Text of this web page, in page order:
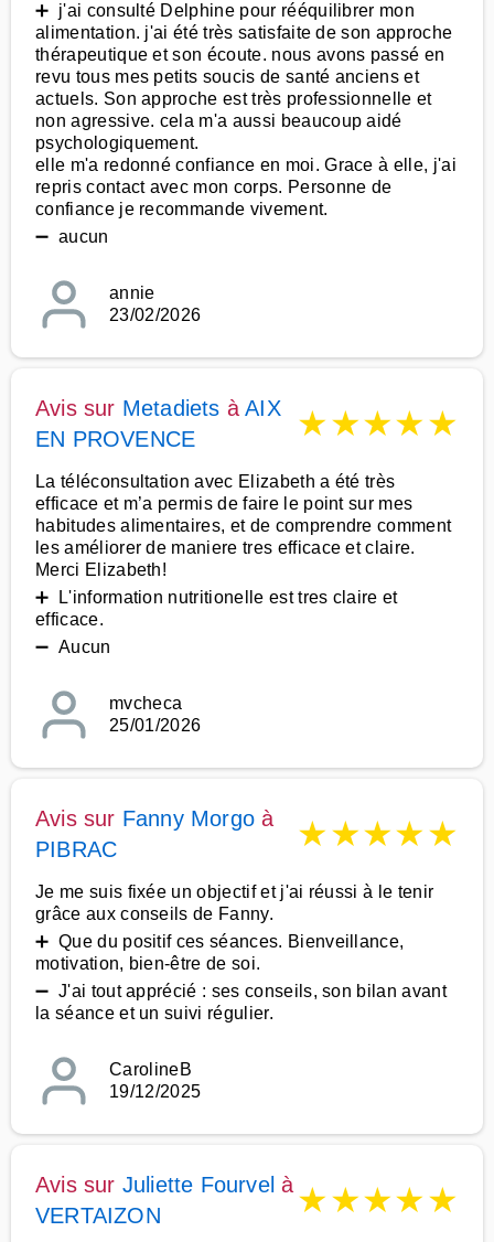
➕ j'ai consulté Delphine pour rééquilibrer mon
alimentation. j'ai été très satisfaite de son approche
thérapeutique et son écoute. nous avons passé en
revu tous mes petits soucis de santé anciens et
actuels. Son approche est très professionnelle et
non agressive. cela m'a aussi beaucoup aidé
psychologiquement.
elle m'a redonné confiance en moi. Grace à elle, j'ai
repris contact avec mon corps. Personne de
confiance je recommande vivement.
➖ aucun
annie
23/02/2026
Avis sur Metadiets àAIX
EN PROVENCE
★★★★★
La téléconsultation avec Elizabeth a été très
efficace et m’a permis de faire le point sur mes
habitudes alimentaires, et de comprendre comment
les améliorer de maniere tres efficace et claire.
Merci Elizabeth!
➕ L'information nutritionelle est tres claire et
efficace.
➖ Aucun
mvcheca
25/01/2026
Avis sur Fanny Morgo à
PIBRAC
★★★★★
Je me suis fixée un objectif et j'ai réussi à le tenir
grâce aux conseils de Fanny.
➕ Que du positif ces séances. Bienveillance,
motivation, bien-être de soi.
➖ J'ai tout apprécié : ses conseils, son bilan avant
la séance et un suivi régulier.
CarolineB
19/12/2025
Avis sur Juliette Fourvel à
VERTAIZON
★★★★★